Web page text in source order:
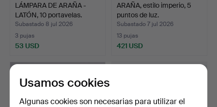
LÁMPARA DE ARAÑA -
LATÓN, 10 portavelas.
Subastado 8 jul 2026
3 pujas
53 USD
ARAÑA, estilo imperio, 5
puntos de luz.
Subastado 7 jul 2026
13 pujas
421 USD
Usamos cookies
Algunas cookies son necesarias para utilizar el